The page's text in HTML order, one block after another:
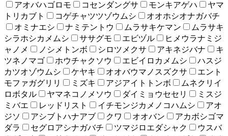
アオバハゴロモ
コセンダングサ モンキアゲハ
ヤマ
トリカブト
コゲチャツツゾウムシ
オオホシオナガバチ
オミナエシ
ナミテントウ ムラサキケマン
ムラサキ
シラホシカメムシ
ササグモ エビヅル
ヒメウラナミジ
ャノメ
ノシメトンボ シロツメクサ アキネジバナ
キ
ツネノマゴ
ホウチャクソウ エビイロカメムシ
ハスジ
カツオゾウムシ
ケヤキ オオバウマノスズクサ
エント
モファガグリリ
ミズキ アジアイトトンボ
ムネクリイ
ロボタル
ヤマネコノメソウ ダイミョウセセリ
ミスジ
ミバエ
レッドリスト イチモンジカメノコハムシ
アオ
ジソ
アシブトハナアブ クワ オオバン
アカボシゴマ
ダラ
セグロアシナガバチ ツマジロエダシャク
ウスバ